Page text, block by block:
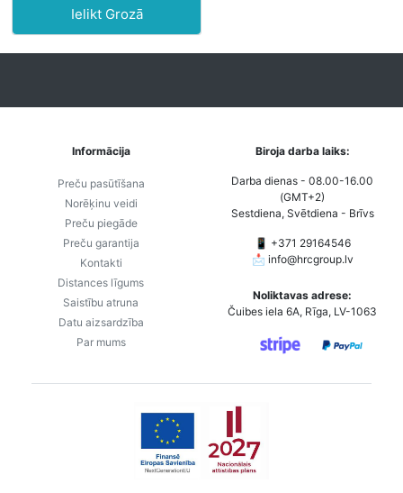
Ielikt Grozā
Informācija
Preču pasūtīšana
Norēķinu veidi
Preču piegāde
Preču garantija
Kontakti
Distances līgums
Saistību atruna
Datu aizsardzība
Par mums
Biroja darba laiks:
Darba dienas - 08.00-16.00
(GMT+2)
Sestdiena, Svētdiena - Brīvs
📱 +371 29164546
📩 info@hrcgroup.lv
Noliktavas adrese:
Čuibes iela 6A, Rīga, LV-1063